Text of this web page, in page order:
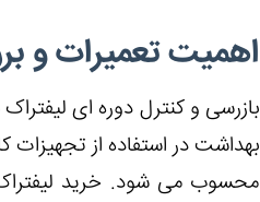
اهمیت تعمیرات و
بازرسی و کنترل دوره ای
بهداشت در استفاده از تجهیزات
محسوب می شود. خرید لیفتراک